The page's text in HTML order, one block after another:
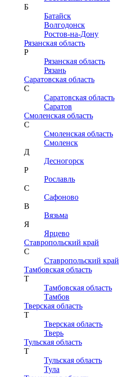
Б
Батайск
Волгодонск
Ростов-на-Дону
Рязанская область
Р
Рязанская область
Рязань
Саратовская область
С
Саратовская область
Саратов
Смоленская область
С
Смоленская область
Смоленск
Д
Десногорск
Р
Рославль
С
Сафоново
В
Вязьма
Я
Ярцево
Ставропольский край
С
Ставропольский край
Тамбовская область
Т
Тамбовская область
Тамбов
Тверская область
Т
Тверская область
Тверь
Тульская область
Т
Тульская область
Тула